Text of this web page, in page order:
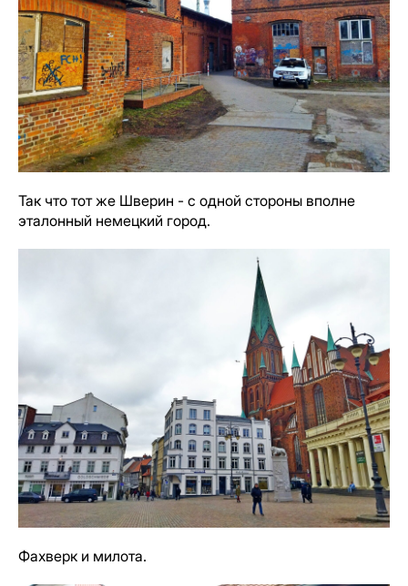
Так что тот же Шверин - с одной стороны вполне
эталонный немецкий город.
Фахверк и милота.